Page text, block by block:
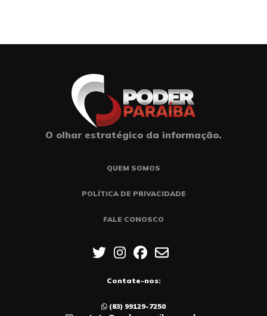
O olhar estratégico da informação.
QUEM SOMOS
POLÍTICA DE PRIVACIDADE
FALE CONOSCO
Contate-nos:
(83) 99129-7250